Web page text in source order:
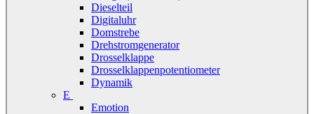
Dieselteil
Digitaluhr
Domstrebe
Drehstromgenerator
Drosselklappe
Drosselklappenpotentiometer
Dynamik
E
Emotion